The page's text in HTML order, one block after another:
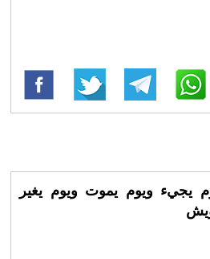
يجيء ويوم يموت ويوم يغير